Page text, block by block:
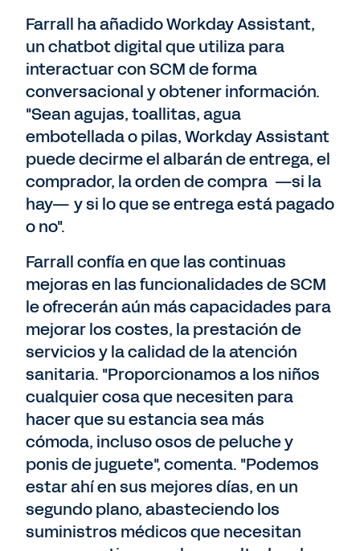
Farrall ha añadido Workday Assistant,
un chatbot digital que utiliza para
interactuar con SCM de forma
conversacional y obtener información.
"Sean agujas, toallitas, agua
embotellada o pilas, Workday Assistant
puede decirme el albarán de entrega, el
comprador, la orden de compra —si la
hay— y si lo que se entrega está pagado
o no".
Farrall confía en que las continuas
mejoras en las funcionalidades de SCM
le ofrecerán aún más capacidades para
mejorar los costes, la prestación de
servicios y la calidad de la atención
sanitaria. "Proporcionamos a los niños
cualquier cosa que necesiten para
hacer que su estancia sea más
cómoda, incluso osos de peluche y
ponis de juguete", comenta. "Podemos
estar ahí en sus mejores días, en un
segundo plano, abasteciendo los
suministros médicos que necesitan